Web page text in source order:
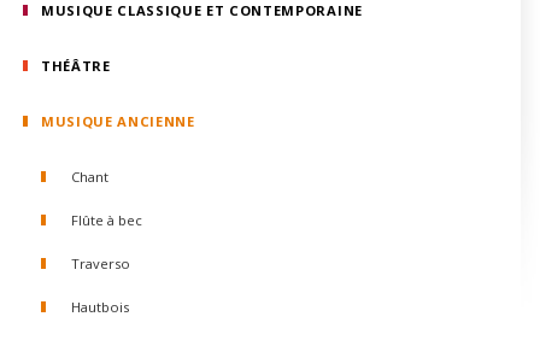
MUSIQUE CLASSIQUE ET CONTEMPORAINE
THÉÂTRE
MUSIQUE ANCIENNE
Chant
Flûte à bec
Traverso
Hautbois